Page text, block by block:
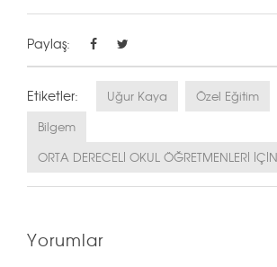
Paylaş:
Etiketler: Uğur Kaya Özel Eğitim
Bilgem
ORTA DERECELİ OKUL ÖĞRETMENLERİ
Yorumlar